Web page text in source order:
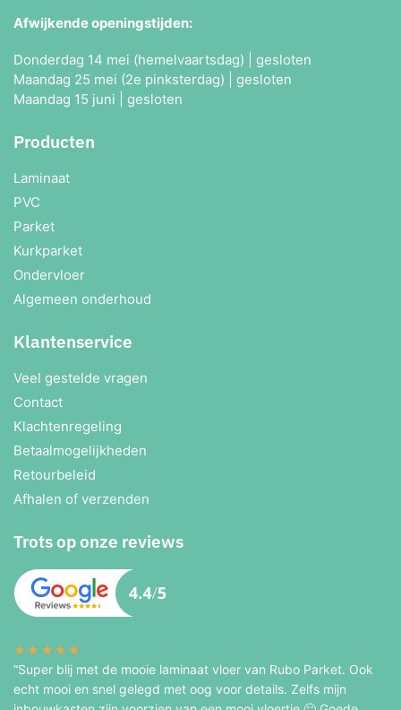
Afwijkende openingstijden:
Donderdag 14 mei (hemelvaartsdag) | gesloten
Maandag 25 mei (2e pinksterdag) | gesloten
Maandag 15 juni | gesloten
Producten
Laminaat
PVC
Parket
Kurkparket
Ondervloer
Algemeen onderhoud
Klantenservice
Veel gestelde vragen
Contact
Klachtenregeling
Betaalmogelijkheden
Retourbeleid
Afhalen of verzenden
Trots op onze reviews
★★★★★
“Super blij met de mooie laminaat vloer van Rubo Parket. Ook
echt mooi en snel gelegd met oog voor details. Zelfs mijn